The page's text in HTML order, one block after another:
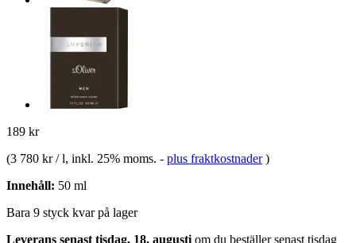
189 kr
(3 780 kr / l, inkl. 25% moms. - plus fraktkostnader )
Innehåll: 50 ml
Bara 9 styck kvar på lager
Leverans senast tisdag, 18. augusti om du beställer senast tisdag